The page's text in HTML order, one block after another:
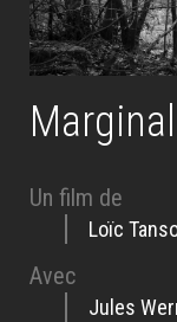
Marginal
Un film de
Loïc
Avec
Jules